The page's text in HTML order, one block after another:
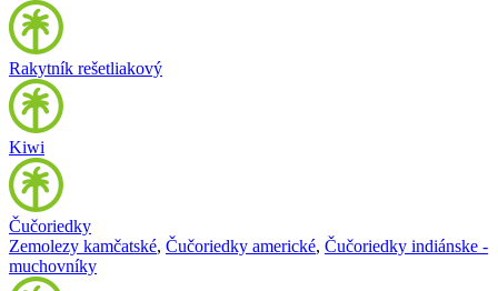
Rakytník rešetliakový
Kiwi
Čučoriedky
Zemolezy kamčatské, Čučoriedky americké, Čučoriedky indiánske -
muchovníky